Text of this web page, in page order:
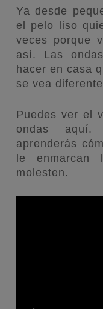
Ya desde
el pelo liso
veces porque
así. Las
hacer en casa
se vea
Puedes ver el
ondas
aprenderás
le
molesten.